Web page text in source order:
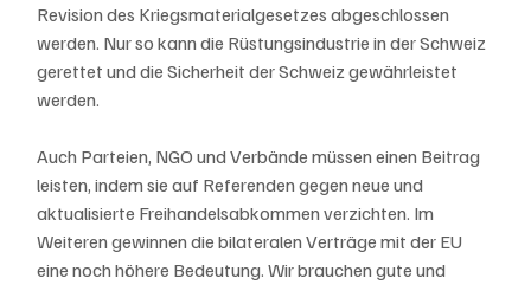
Revision des Kriegsmaterialgesetzes abgeschlossen
werden. Nur so kann die Rüstungsindustrie in der Schweiz
gerettet und die Sicherheit der Schweiz gewährleistet
werden.
Auch Parteien, NGO und Verbände müssen einen Beitrag
leisten, indem sie auf Referenden gegen neue und
aktualisierte Freihandelsabkommen verzichten. Im
Weiteren gewinnen die bilateralen Verträge mit der EU
eine noch höhere Bedeutung. Wir brauchen gute und